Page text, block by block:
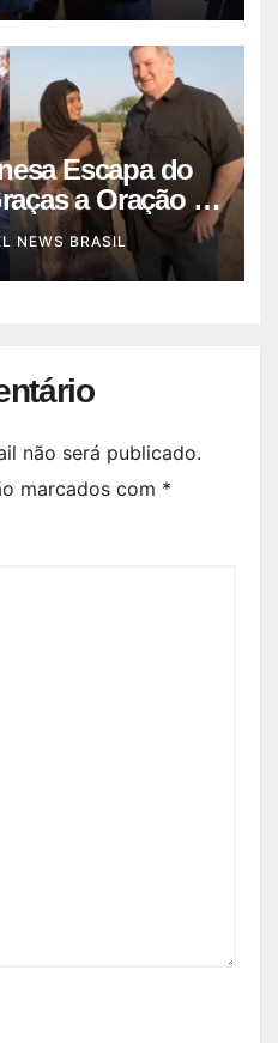
Escapa do
a Oração e
NEWS BRASIL
não será publicado.
marcados com *